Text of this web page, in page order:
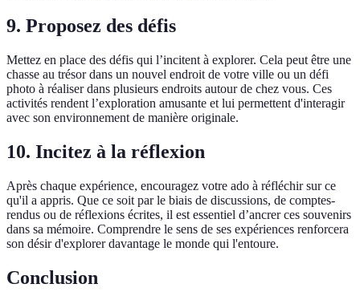
9. Proposez des défis
Mettez en place des défis qui l’incitent à explorer. Cela peut être une
chasse au trésor dans un nouvel endroit de votre ville ou un défi
photo à réaliser dans plusieurs endroits autour de chez vous. Ces
activités rendent l’exploration amusante et lui permettent d'interagir
avec son environnement de manière originale.
10. Incitez à la réflexion
Après chaque expérience, encouragez votre ado à réfléchir sur ce
qu'il a appris. Que ce soit par le biais de discussions, de comptes-
rendus ou de réflexions écrites, il est essentiel d’ancrer ces souvenirs
dans sa mémoire. Comprendre le sens de ses expériences renforcera
son désir d'explorer davantage le monde qui l'entoure.
Conclusion